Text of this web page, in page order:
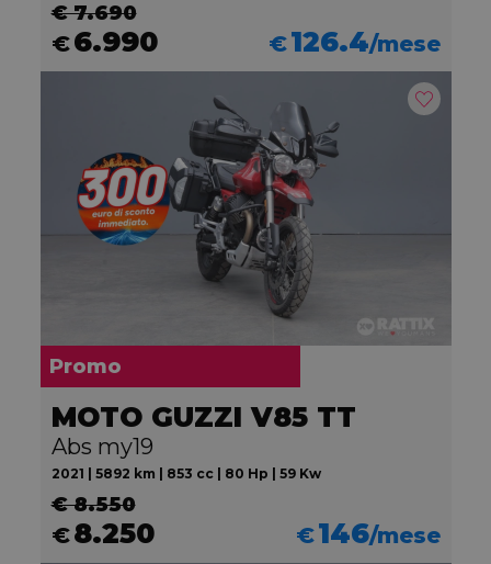
€ 7.690
€6.990 €126.4/mese
Promo
MOTO GUZZI V85 TT
Abs my19
2021 | 5892 km | 853 cc | 80 Hp | 59 Kw
€ 8.550
€8.250 €146/mese